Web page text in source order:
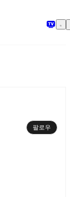
팔로우